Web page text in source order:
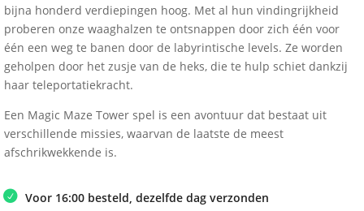
bijna honderd verdiepingen hoog. Met al hun vindingrijkheid
proberen onze waaghalzen te ontsnappen door zich één voor
één een weg te banen door de labyrintische levels. Ze worden
geholpen door het zusje van de heks, die te hulp schiet dankzij
haar teleportatiekracht.
Een Magic Maze Tower spel is een avontuur dat bestaat uit
verschillende missies, waarvan de laatste de meest
afschrikwekkende is.
Voor 16:00 besteld, dezelfde dag verzonden